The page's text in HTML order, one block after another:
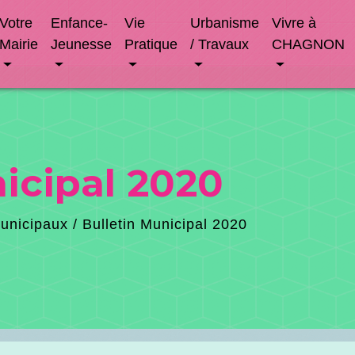
Votre
Mairie
Enfance-
Jeunesse
Vie
Pratique
Urbanisme
/ Travaux
Vivre à
CHAGNON
2020
/ Bulletin Municipal 2020